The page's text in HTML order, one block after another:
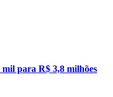
para R$ 3,8 milhões